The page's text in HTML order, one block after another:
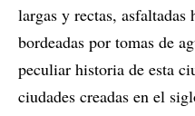
largas y rectas, asfaltadas
bordeadas por tomas de
peculiar historia de esta
ciudades creadas en el